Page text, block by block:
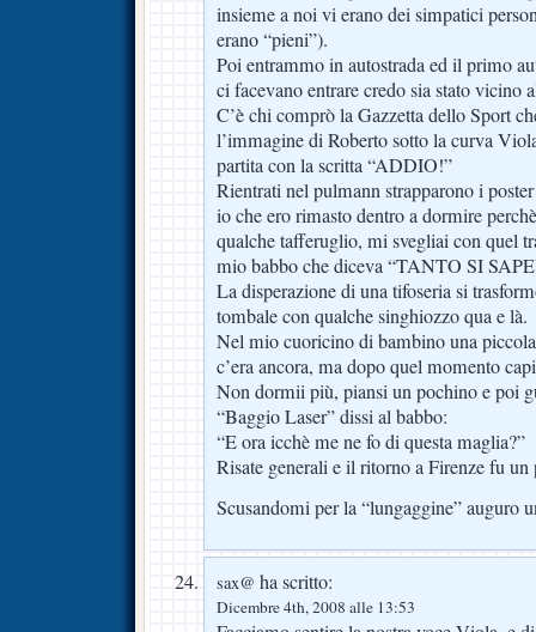
insieme a noi vi erano dei simpatici
erano “pieni”).
Poi entrammo in autostrada ed il primo
ci facevano entrare credo sia stato vicino
C’è chi comprò la Gazzetta dello Sport
l’immagine di Roberto sotto la curva
partita con la scritta “ADDIO!”
Rientrati nel pulmann strapparono i
io che ero rimasto dentro a dormire
qualche tafferuglio, mi svegliai con quel
mio babbo che diceva “TANTO SI
La disperazione di una tifoseria si
tombale con qualche singhiozzo qua e là.
Nel mio cuoricino di bambino una piccola
c’era ancora, ma dopo quel momento
Non dormii più, piansi un pochino e poi
“Baggio Laser” dissi al babbo:
“E ora icchè me ne fo di questa maglia?”
Risate generali e il ritorno a Firenze fu un
Scusandomi per la “lungaggine” auguro
sax@ ha scritto:
Dicembre 4th, 2008 alle 13:53